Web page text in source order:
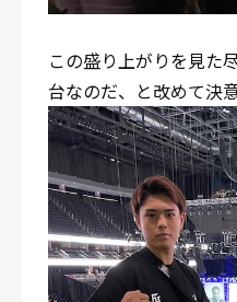
この盛り上がりを見た
台なのだ、と改めて決